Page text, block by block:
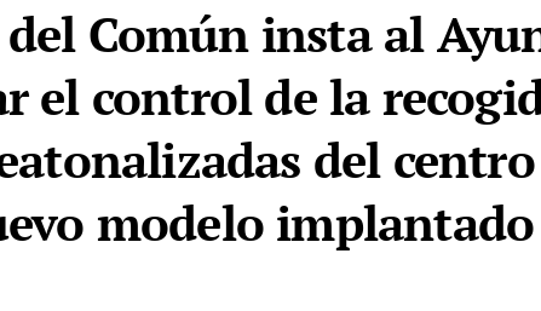
Común insta al
el control de la
del
modelo implantado